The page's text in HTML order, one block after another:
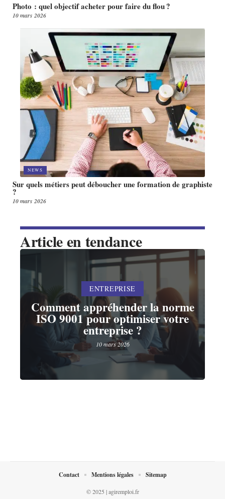
Photo : quel objectif acheter pour faire du flou ?
10 mars 2026
NEWS
Sur quels métiers peut déboucher une formation de graphiste
?
10 mars 2026
Article en tendance
ENTREPRISE
Comment appréhender la norme
ISO 9001 pour optimiser votre
entreprise ?
10 mars 2026
© 2025 | agiremploi.fr
Contact Mentions légales Sitemap